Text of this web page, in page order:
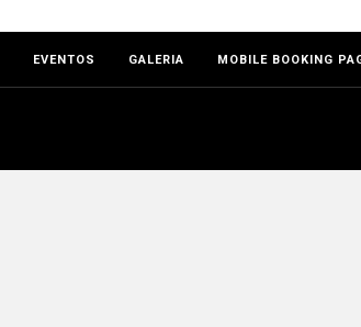
EVENTOS GALERIA MOBILE BOOKING